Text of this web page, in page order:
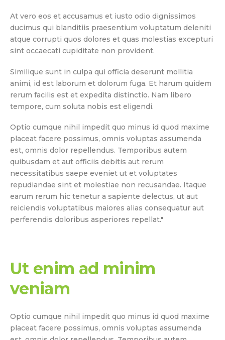
At vero eos et accusamus et iusto odio dignissimos
ducimus qui blanditiis praesentium voluptatum deleniti
atque corrupti quos dolores et quas molestias excepturi
sint occaecati cupiditate non provident.
Similique sunt in culpa qui officia deserunt mollitia
animi, id est laborum et dolorum fuga. Et harum quidem
rerum facilis est et expedita distinctio. Nam libero
tempore, cum soluta nobis est eligendi.
Optio cumque nihil impedit quo minus id quod maxime
placeat facere possimus, omnis voluptas assumenda
est, omnis dolor repellendus. Temporibus autem
quibusdam et aut officiis debitis aut rerum
necessitatibus saepe eveniet ut et voluptates
repudiandae sint et molestiae non recusandae. Itaque
earum rerum hic tenetur a sapiente delectus, ut aut
reiciendis voluptatibus maiores alias consequatur aut
perferendis doloribus asperiores repellat."
Ut enim ad minim
veniam
Optio cumque nihil impedit quo minus id quod maxime
placeat facere possimus, omnis voluptas assumenda